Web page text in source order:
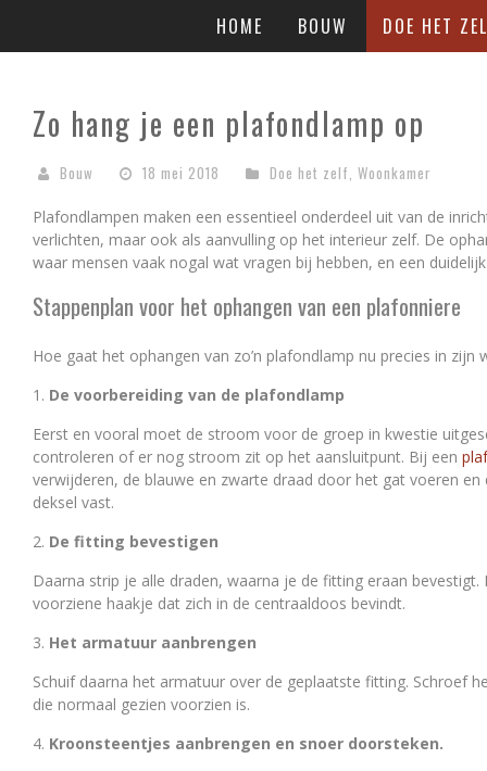
HOME BOUW DOE HET
Zo hang je een plafondlamp op
Bouw 18 mei 2018 Doe het zelf, Woonkamer
Plafondlampen maken een essentieel onderdeel uit van de
verlichten, maar ook als aanvulling op het interieur zelf. De
waar mensen vaak nogal wat vragen bij hebben, en een
Stappenplan voor het ophangen van een plafonniere
Hoe gaat het ophangen van zo’n plafondlamp nu precies in zijn
De voorbereiding van de plafondlamp
Eerst en vooral moet de stroom voor de groep in kwestie
controleren of er nog stroom zit op het aansluitpunt. Bij een
verwijderen, de blauwe en zwarte draad door het gat voeren
deksel vast.
De fitting bevestigen
Daarna strip je alle draden, waarna je de fitting eraan
voorziene haakje dat zich in de centraaldoos bevindt.
Het armatuur aanbrengen
Schuif daarna het armatuur over de geplaatste fitting. Schroef
die normaal gezien voorzien is.
Kroonsteentjes aanbrengen en snoer doorsteken.